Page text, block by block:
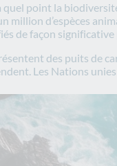
quel point la
million d’espèces
de façon significative
des puits de
Les Nations